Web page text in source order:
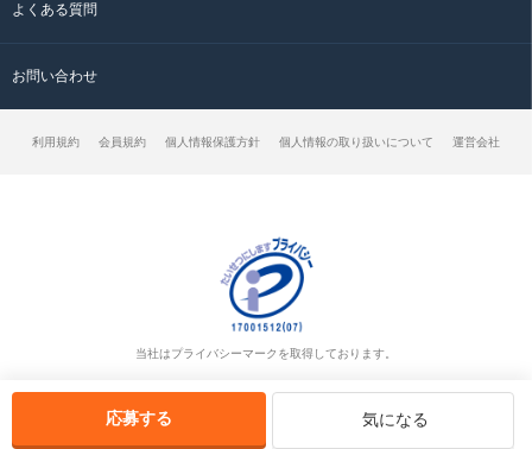
応募する 気になる
よくある質問
お問い合わせ
利用規約 会員規約 個人情報保護方針 個人情報の取り扱いについて 運営会社
当社はプライバシーマークを取得しております。